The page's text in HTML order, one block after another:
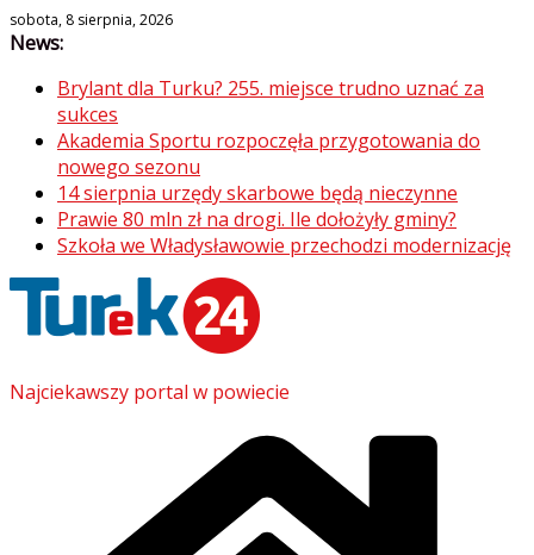
Skip
to
sobota, 8 sierpnia, 2026
News:
Brylant dla Turku? 255. miejsce trudno uznać za
sukces
Akademia Sportu rozpoczęła przygotowania do
nowego sezonu
14 sierpnia urzędy skarbowe będą nieczynne
Prawie 80 mln zł na drogi. Ile dołożyły gminy?
Szkoła we Władysławowie przechodzi modernizację
Najciekawszy portal w powiecie